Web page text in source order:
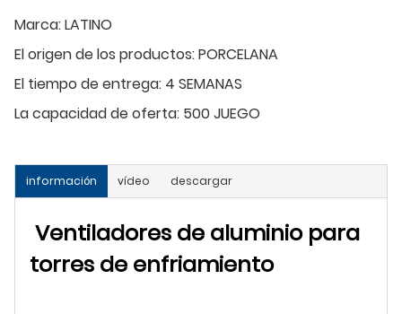
Marca:LATINO
El origen de los productos:PORCELANA
El tiempo de entrega: 4 SEMANAS
La capacidad de oferta: 500 JUEGO
información vídeo descargar
Ventiladores de aluminio para
torres de enfriamiento